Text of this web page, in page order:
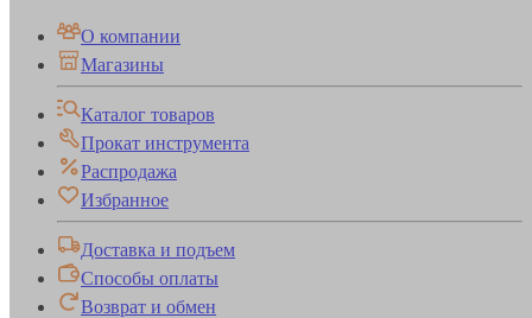
О компании
Магазины
Каталог товаров
Прокат инструмента
Распродажа
Избранное
Доставка и подъем
Способы оплаты
Возврат и обмен